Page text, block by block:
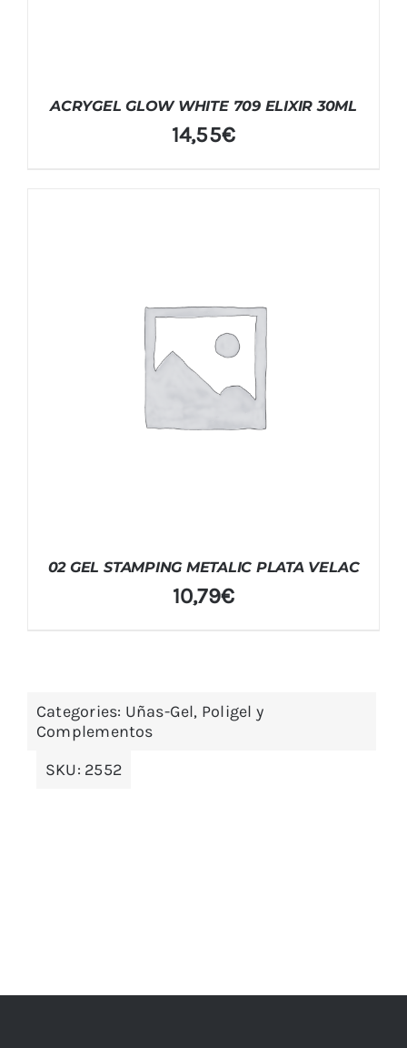
ACRYGEL GLOW WHITE 709 ELIXIR 30ML
14,55€
02 GEL STAMPING METALIC PLATA VELAC
10,79€
Categories: Uñas-Gel, Poligel y
Complementos
SKU: 2552